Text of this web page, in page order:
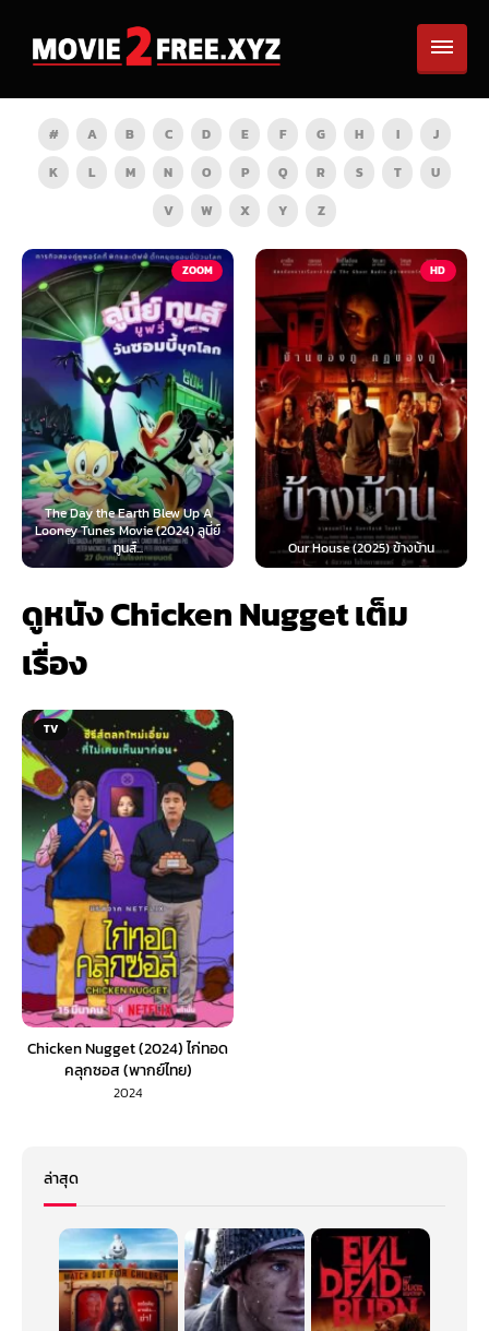
# A B C D E F G H I
J
K
L M N O P Q R S T
U
V
W X Y Z
ZOOM
Blew Up A
(2024) ลูนี่ย์
HD
Our House (2025) ข้างบ้าน
TV
Teach You a Lesson
นี้ต้องโดนสั่งส
ดูหนัง Chicken Nugget เต็ม
เรื่อง
TV
Chicken Nugget (2024) ไก่ทอด
คลุกซอส (พากย์ไทย)
2024
ล่าสุด